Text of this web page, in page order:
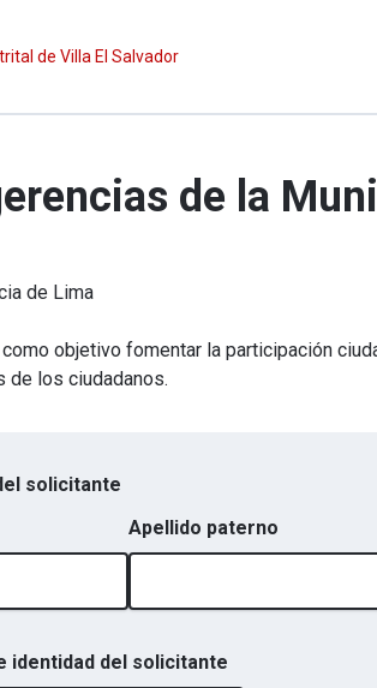
de Villa El Salvador
de la
de Lima
objetivo fomentar la participación
de los ciudadanos.
solicitante
Apellido paterno
identidad del solicitante